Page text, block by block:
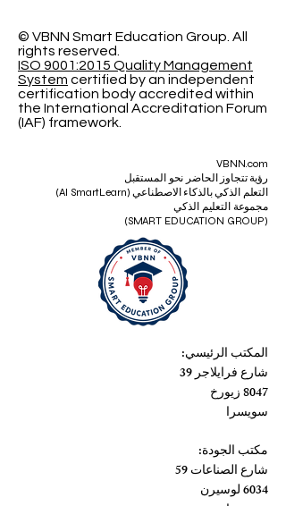
© VBNN Smart Education Group. All
rights reserved.
ISO 9001:2015 Quality Management
System certified by an independent
certification body accredited within
the International Accreditation Forum
(IAF) framework.
VBNN.com
رؤية تتجاوز الحاضر نحو المستقبل
التعلم الذكي بالذكاء الاصطناعي (AI SmartLearn)
مجموعة التعليم الذكي
(SMART EDUCATION GROUP)
المكتب الرئيسي:
شارع فرايلاجر 39
8047 زيورخ
سويسرا
مكتب الجودة:
شارع الصناعات 59
6034 لوسيرن